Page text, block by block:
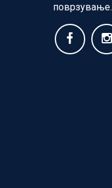
поврзување.